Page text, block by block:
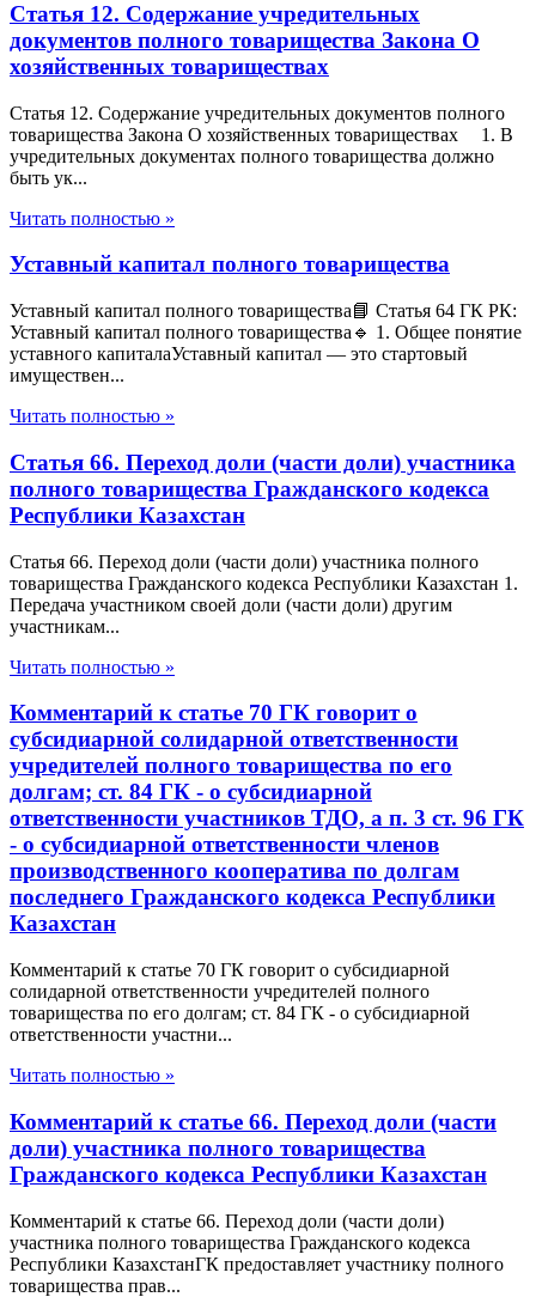
Статья 12. Содержание учредительных
документов полного товарищества Закона О
хозяйственных товариществах
Статья 12. Содержание учредительных документов полного
товарищества Закона О хозяйственных товариществах 1. В
учредительных документах полного товарищества должно
быть ук...
Читать полностью »
Уставный капитал полного товарищества
Уставный капитал полного товарищества📘 Статья 64 ГК РК:
Уставный капитал полного товарищества🔹 1. Общее понятие
уставного капиталаУставный капитал — это стартовый
имуществен...
Читать полностью »
Статья 66. Переход доли (части доли) участника
полного товарищества Гражданского кодекса
Республики Казахстан
Статья 66. Переход доли (части доли) участника полного
товарищества Гражданского кодекса Республики Казахстан 1.
Передача участником своей доли (части доли) другим
участникам...
Читать полностью »
Комментарий к статье 70 ГК говорит о
субсидиарной солидарной ответственности
учредителей полного товарищества по его
долгам; ст. 84 ГК - о субсидиарной
ответственности участников ТДО, а п. 3 ст. 96 ГК
- о субсидиарной ответственности членов
производственного кооператива по долгам
последнего Гражданского кодекса Республики
Казахстан
Комментарий к статье 70 ГК говорит о субсидиарной
солидарной ответственности учредителей полного
товарищества по его долгам; ст. 84 ГК - о субсидиарной
ответственности участни...
Читать полностью »
Комментарий к статье 66. Переход доли (части
доли) участника полного товарищества
Гражданского кодекса Республики Казахстан
Комментарий к статье 66. Переход доли (части доли)
участника полного товарищества Гражданского кодекса
Республики КазахстанГК предоставляет участнику полного
товарищества прав...